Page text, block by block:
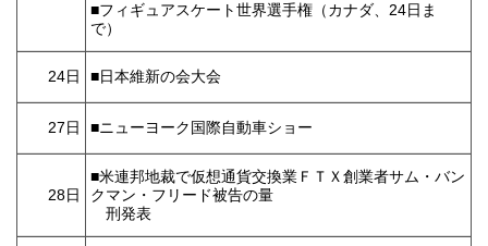
■フィギュアスケート世界選手権（カナダ、24日ま
で）
24日 ■日本維新の会大会
27日 ■ニューヨーク国際自動車ショー
28日
■米連邦地裁で仮想通貨交換業ＦＴＸ創業者サム・バン
クマン・フリード被告の量
刑発表